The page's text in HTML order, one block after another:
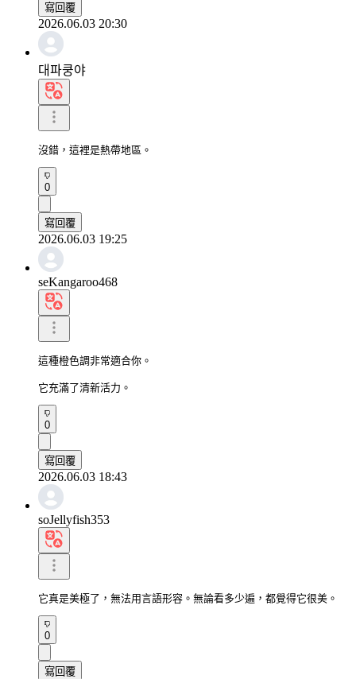
寫回覆
2026.06.03 20:30
대파쿵야
沒錯，這裡是熱帶地區。
0
寫回覆
2026.06.03 19:25
seKangaroo468
這種橙色調非常適合你。
它充滿了清新活力。
0
寫回覆
2026.06.03 18:43
soJellyfish353
它真是美極了，無法用言語形容。無論看多少遍，都覺得它很美。
0
寫回覆